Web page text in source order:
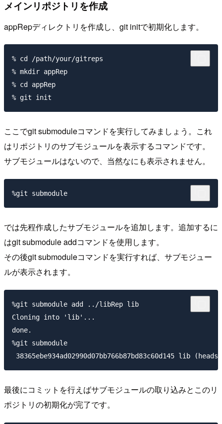
メインリポジトリを作成
appRepディレクトリを作成し、git initで初期化します。
% cd /path/your/gitreps
% mkdir appRep
% cd appRep
ここでgit submoduleコマンドを実行してみましょう。これ
はリポジトリのサブモジュールを表示するコマンドです。
サブモジュールはないので、当然なにも表示されません。
では先程作成したサブモジュールを追加します。追加するに
はgit submodule addコマンドを使用します。
その後git submoduleコマンドを実行すれば、サブモジュー
ルが表示されます。
%git submodule add ../
Cloning into 'lib'...
done.
%git
最後にコミットを行えばサブモジュールの取り込みとこのリ
ポジトリの初期化が完了です。